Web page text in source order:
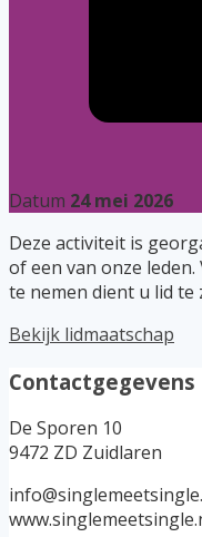
Datum 24 mei 2026
Deze activiteit is
of een van onze
te nemen dient u lid
Bekijk lidmaatschap
Contactgegevens
De Sporen 10
9472 ZD Zuidlaren